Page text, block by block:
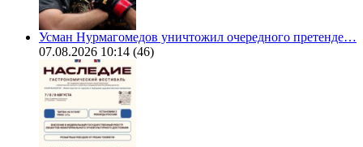
Усман Нурмагомедов уничтожил очередного претенде…
07.08.2026 10:14 (46)